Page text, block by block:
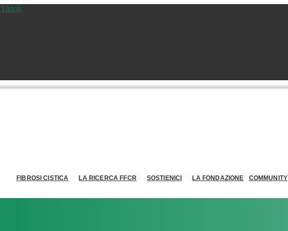
Tiktok
FIBROSI CISTICA LA RICERCA FFCR SOSTIENICI LA FONDAZIONE COMMUNITY